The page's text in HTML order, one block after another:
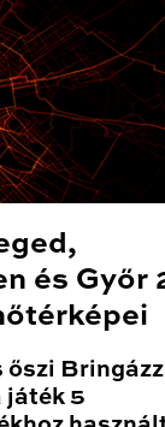
és Győr
őszi
játék 5